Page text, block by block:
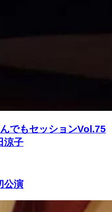
でもセッションVol.75
涼子
公演